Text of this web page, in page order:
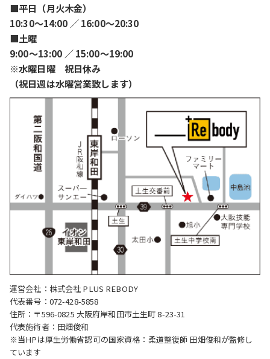
■平日（月火木金）
10:30〜14:00 ／ 16:00〜20:30
■土曜
9:00〜13:00 ／ 15:00〜19:00
※水曜日曜 祝日休み
（祝日週は水曜営業致します）
運営会社：株式会社 PLUS REBODY
代表番号：072-428-5858
住所：〒596-0825 大阪府岸和田市土生町 8-23-31
代表施術者：田畑俊和
※当HPは厚生労働省認可の国家資格：柔道整復師 田畑俊和が監修し
ています